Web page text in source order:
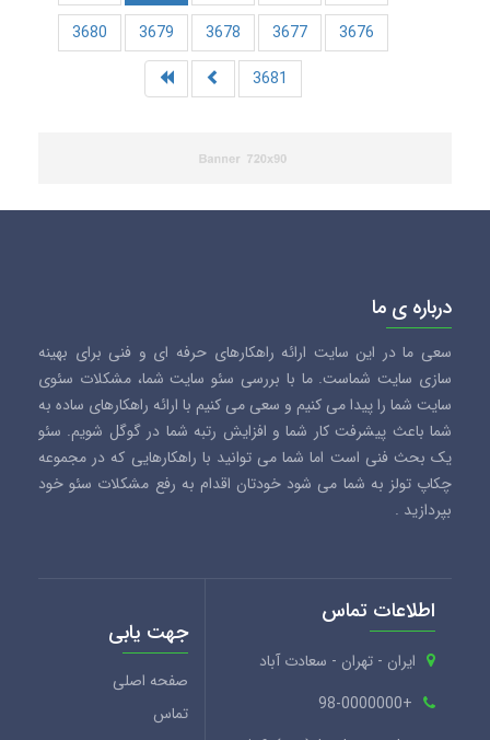
3676
3677
3678
3679
3680
3681
درباره ی ما
سعی ما در این سایت ارائه راهکارهای حرفه ای و فنی برای بهینه
سازی سایت شماست. ما با بررسی سئو سایت شما، مشکلات سئوی
سایت شما را پیدا می کنیم و سعی می کنیم با ارائه راهکارهای ساده به
شما باعث پیشرفت کار شما و افزایش رتبه شما در گوگل شویم. سئو
یک بحث فنی است اما شما می توانید با راهکارهایی که در مجموعه
چکاپ تولز به شما می شود خودتان اقدام به رفع مشکلات سئو خود
بپردازید .
اطلاعات تماس
ایران - تهران - سعادت آباد
+98-0000000
جهت یابی
صفحه اصلی
تماس